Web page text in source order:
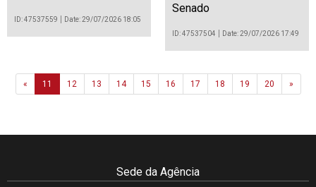
ID: 47537559 Date: 29/07/2026 18:05
Senado
ID: 47537504 Date: 29/07/2026 17:49
«Previous
11 12 13 14 15 16 17 18 19 20 »Next
Sede da Agência